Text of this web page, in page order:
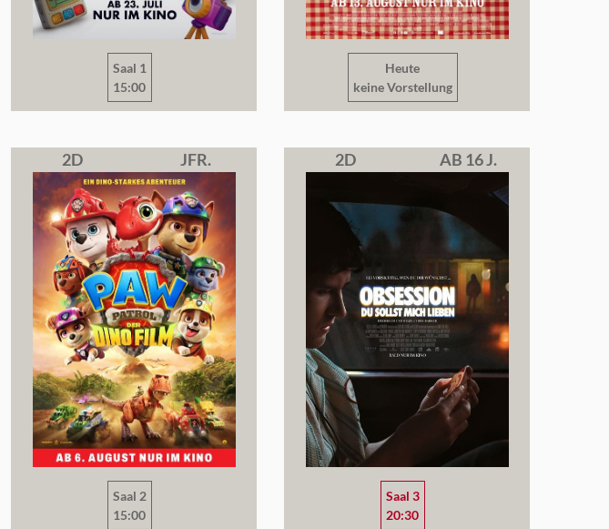
Saal 1
15:00
Heute
keine Vorstellung
2D JFR.
Saal 2
15:00
2D AB 16 J.
Saal 3
20:30